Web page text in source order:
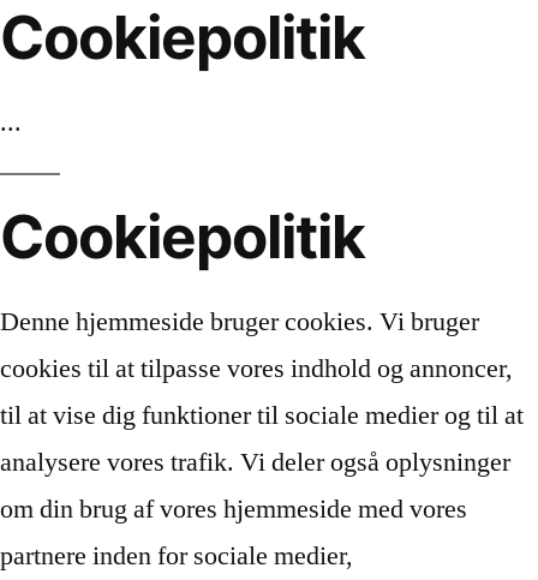
Cookiepolitik
...
Cookiepolitik
Denne hjemmeside bruger cookies. Vi bruger
cookies til at tilpasse vores indhold og annoncer,
til at vise dig funktioner til sociale medier og til at
analysere vores trafik. Vi deler også oplysninger
om din brug af vores hjemmeside med vores
partnere inden for sociale medier,